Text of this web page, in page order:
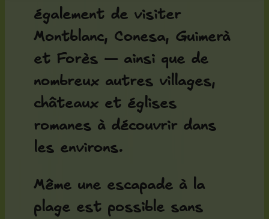
également de visiter
Montblanc, Conesa, Guimerà
et Forès — ainsi que de
nombreux autres villages,
châteaux et églises
romanes à découvrir dans
les environs.
Même une escapade à la
plage est possible sans